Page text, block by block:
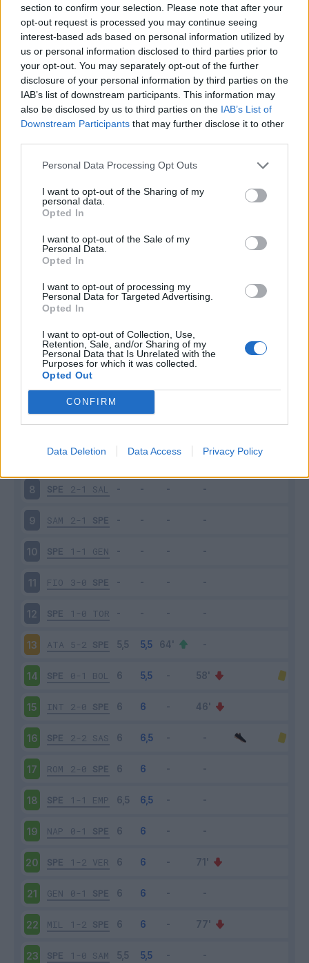
section to confirm your selection. Please note that after your
opt-out request is processed you may continue seeing
interest-based ads based on personal information utilized by
us or personal information disclosed to third parties prior to
your opt-out. You may separately opt-out of the further
disclosure of your personal information by third parties on the
IAB’s list of downstream participants. This information may
also be disclosed by us to third parties on the IAB’s List of
Downstream Participants that may further disclose it to other
Personal Data Processing Opt Outs
I want to opt-out of the Sharing of my
personal data.
Opted In
I want to opt-out of the Sale of my
Personal Data.
Opted In
I want to opt-out of processing my
Personal Data for Targeted Advertising.
Opted In
I want to opt-out of Collection, Use,
Retention, Sale, and/or Sharing of my
Personal Data that Is Unrelated with the
Purposes for which it was collected.
Opted Out
CONFIRM
Data Deletion Data Access Privacy Policy
2 - 5%
Squalificato 0 - 0%
Infortunato 0 - 0
Inutilizzato 14 - 36%
Scarica riepilogo
stagionale
Giornata Entrato Bonus/Malus
LAZ 6-1 SPE
SPE 0-1 UDI
VEN 1-2 SPE
2-3 JUV
6 SPE 1-2 MIL
VER 4-0 SPE
8 SPE 2-1 SAL
9 SAM 2-1 SPE
10 SPE 1-1 GEN
11 FIO 3-0 SPE
12 SPE 1-0 TOR
13 ATA 5-2 SPE
14 SPE 0-1 BOL
15 INT 2-0 SPE
16 SPE 2-2 SAS
17 ROM 2-0 SPE
18 SPE 1-1 EMP
19 NAP 0-1 SPE
20 SPE 1-2 VER
21 GEN 0-1 SPE
22 MIL 1-2 SPE
23 SPE 1-0 SAM